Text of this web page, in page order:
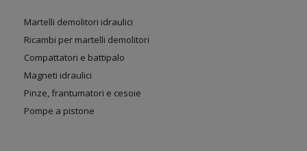
Martelli demolitori idraulici
Ricambi per martelli demolitori
Compattatori e battipalo
Magneti idraulici
Pinze, frantumatori e cesoie
Pompe a pistone